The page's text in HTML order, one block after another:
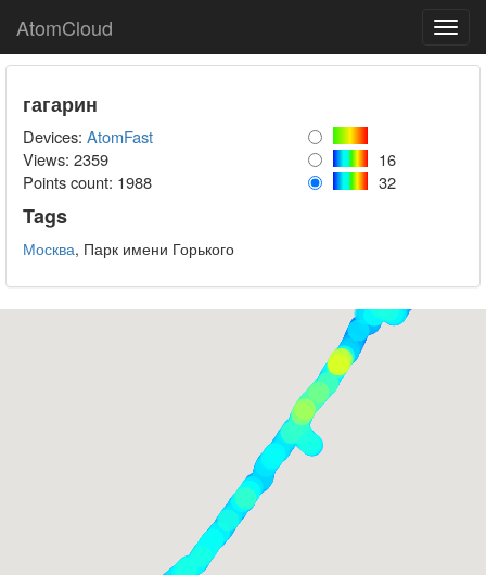
AtomCloud
гагарин
Devices: AtomFast
Views: 2359
16
Points count: 1988 32
Tags
Москва, Парк имени Горького